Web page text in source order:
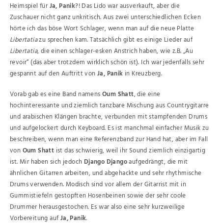
Heimspiel fürJa, Panik?! Das Lido war ausverkauft, aber die
Zuschauer nicht ganz unkritisch. Aus zwei unterschiedlichen Ecken
hörte ich das böse Wort Schlager, wenn man auf die neue Platte
Libertatiazu sprechen kam. Tatsächlich gibt es einige Lieder auf
Libertatia, die einen schlager-esken Anstrich haben, wie z.B. „Au
revoir“ (das aber trotzdem wirklich schön ist). Ich war jedenfalls sehr
gespannt auf den Auftritt vonJa, Panik in Kreuzberg.
Vorab gab es eine Band namensOum Shatt, die eine
hochinteressante und ziemlich tanzbare Mischung aus Countrygitarre
und arabischen Klängen brachte, verbunden mit stampfenden Drums
und aufgelockert durch Keyboard. Es ist manchmal einfacher Musik zu
beschreiben, wenn man eine Referenzband zur Hand hat, aber im Fall
vonOum Shatt ist das schwierig, weil ihr Sound ziemlich einzigartig
ist. Mir haben sich jedoch Django Djangoaufgedrängt, die mit
ähnlichen Gitarren arbeiten, und abgehackte und sehr rhythmische
Drums verwenden. Modisch sind vor allem der Gitarrist mit in
Gummistiefeln gestopften Hosenbeinen sowie der sehr coole
Drummer herausgestochen. Es war also eine sehr kurzweilige
Vorbereitung aufJa, Panik.